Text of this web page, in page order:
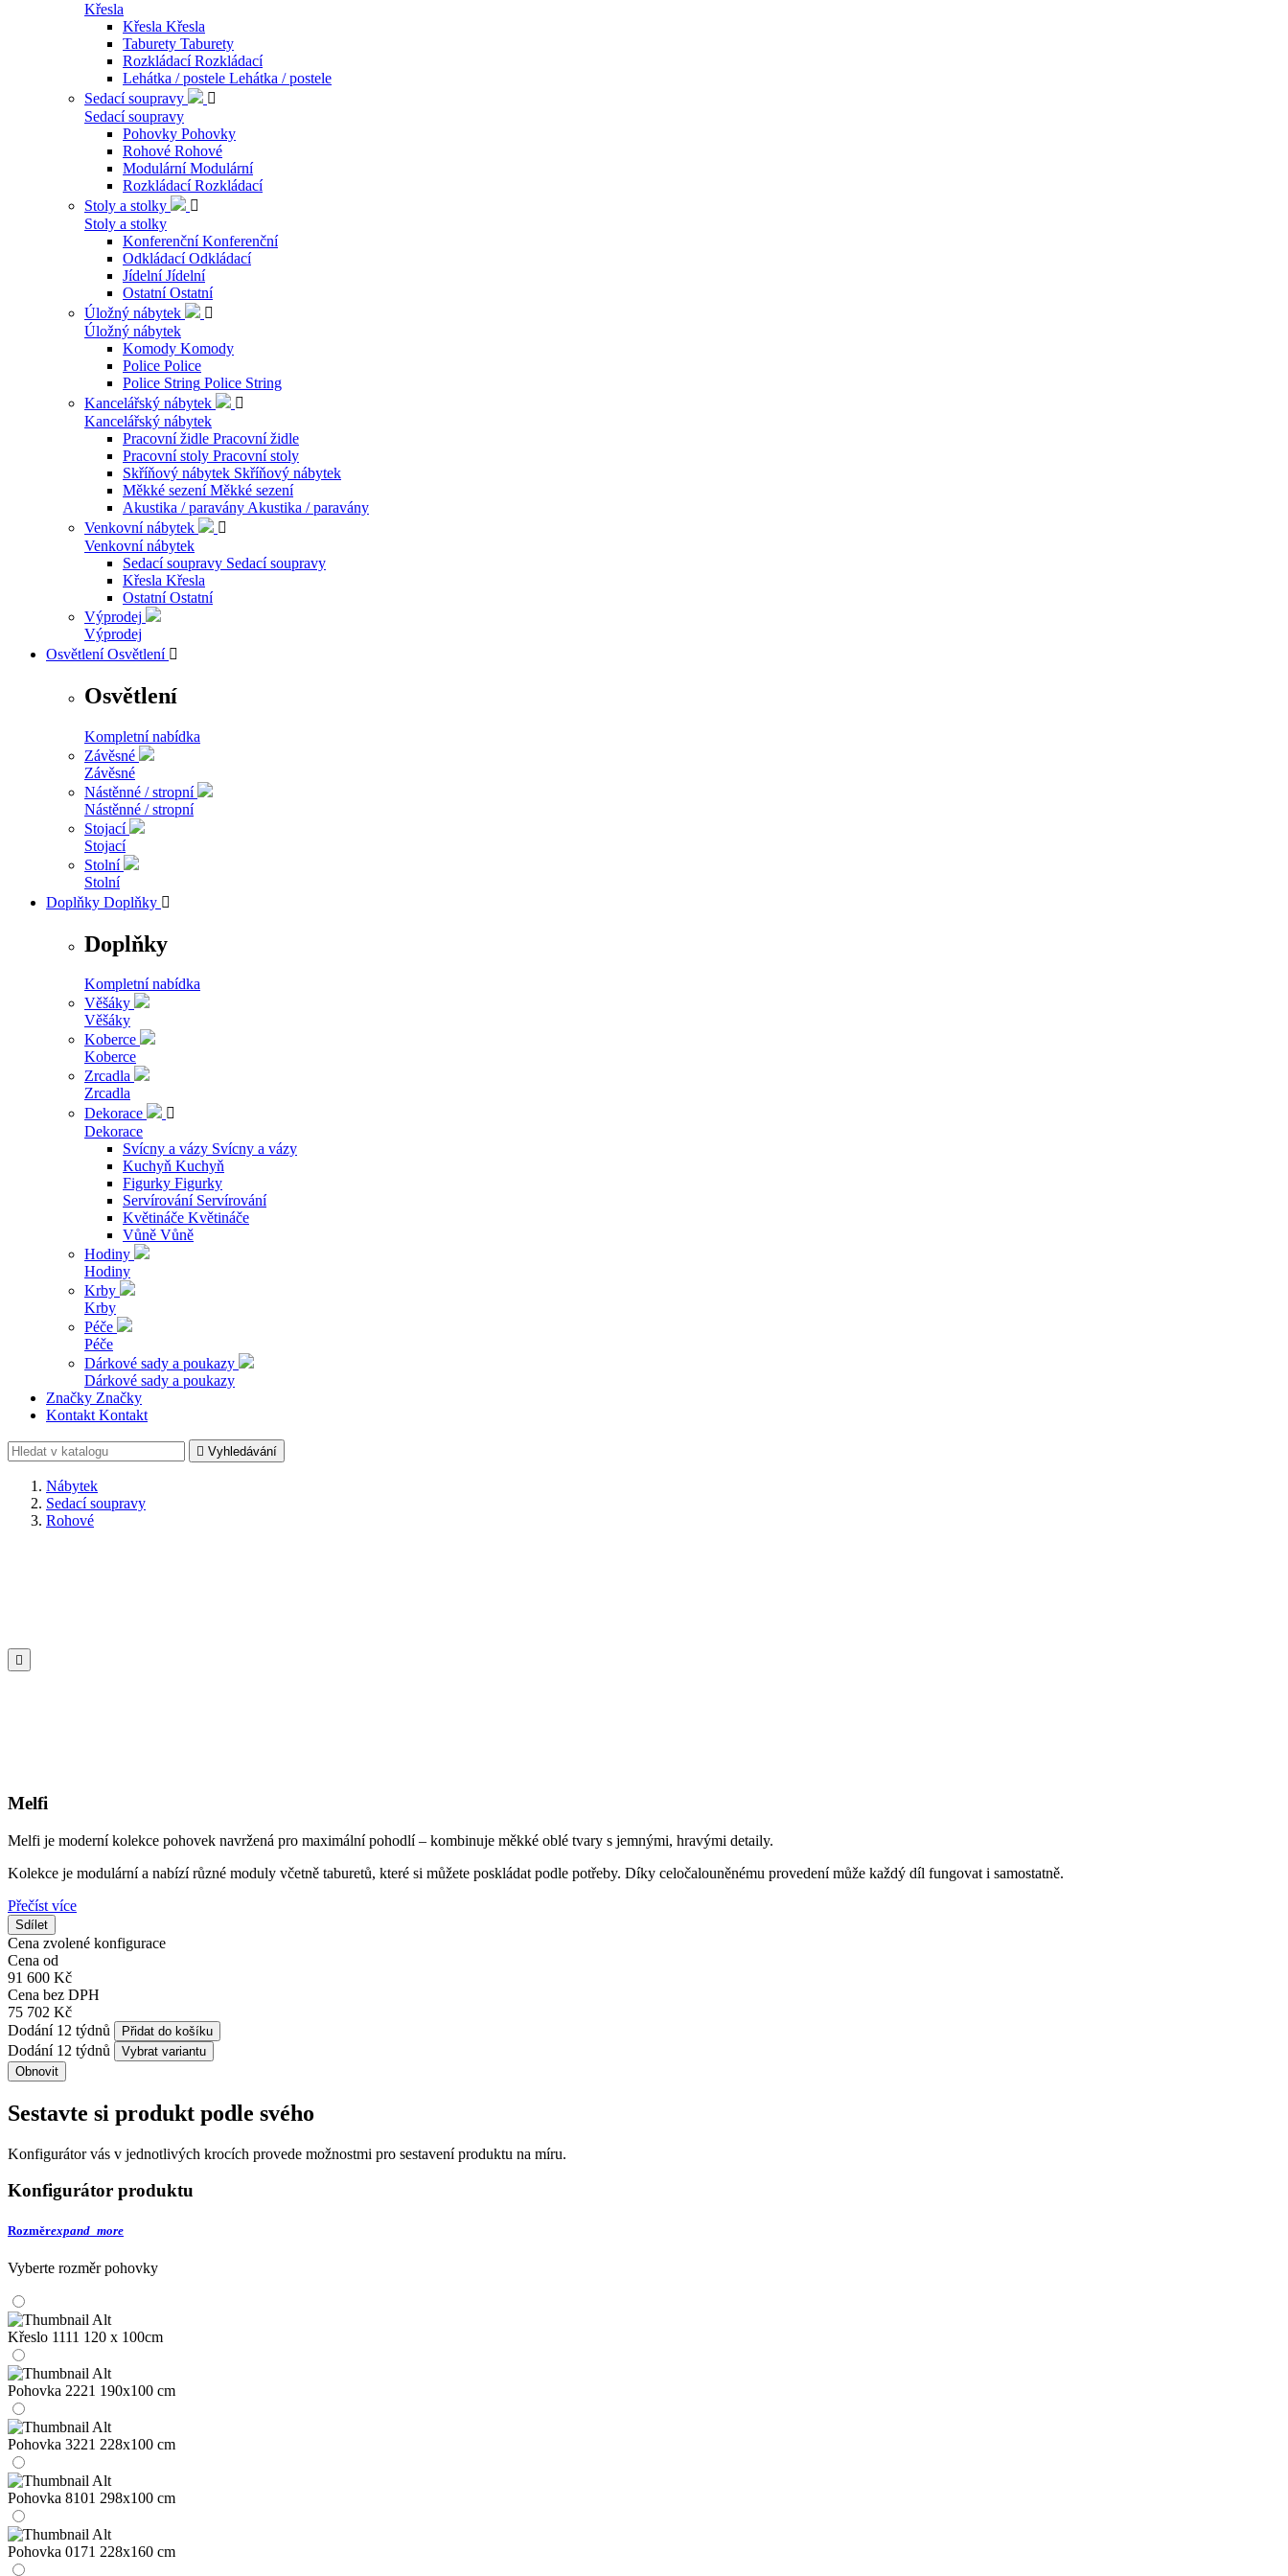
Křesla
Křesla Křesla
Taburety Taburety
Rozkládací Rozkládací
Lehátka / postele Lehátka / postele
Sedací soupravy

Sedací soupravy
Pohovky Pohovky
Rohové Rohové
Modulární Modulární
Rozkládací Rozkládací
Stoly a stolky

Stoly a stolky
Konferenční Konferenční
Odkládací Odkládací
Jídelní Jídelní
Ostatní Ostatní
Úložný nábytek

Úložný nábytek
Komody Komody
Police Police
Police String Police String
Kancelářský nábytek

Kancelářský nábytek
Pracovní židle Pracovní židle
Pracovní stoly Pracovní stoly
Skříňový nábytek Skříňový nábytek
Měkké sezení Měkké sezení
Akustika / paravány Akustika / paravány
Venkovní nábytek

Venkovní nábytek
Sedací soupravy Sedací soupravy
Křesla Křesla
Ostatní Ostatní
Výprodej
Výprodej
Osvětlení Osvětlení 
Osvětlení
Kompletní nabídka
Závěsné
Závěsné
Nástěnné / stropní
Nástěnné / stropní
Stojací
Stojací
Stolní
Stolní
Doplňky Doplňky 
Doplňky
Kompletní nabídka
Věšáky
Věšáky
Koberce
Koberce
Zrcadla
Zrcadla
Dekorace

Dekorace
Svícny a vázy Svícny a vázy
Kuchyň Kuchyň
Figurky Figurky
Servírování Servírování
Květináče Květináče
Vůně Vůně
Hodiny
Hodiny
Krby
Krby
Péče
Péče
Dárkové sady a poukazy
Dárkové sady a poukazy
Značky Značky
Kontakt Kontakt
 Vyhledávání
Nábytek
Sedací soupravy
Rohové

Melfi
Melfi je moderní kolekce pohovek navržená pro maximální pohodlí – kombinuje měkké oblé tvary s jemnými, hravými detaily.
Kolekce je modulární a nabízí různé moduly včetně taburetů, které si můžete poskládat podle potřeby. Díky celočalouněnému provedení může každý díl fungovat i samostatně.
Přečíst více
Sdílet
Cena zvolené konfigurace
Cena od
91 600 Kč
Cena bez DPH
75 702 Kč
Dodání 12 týdnů
Přidat do košíku
Dodání 12 týdnů Vybrat variantu
Sestavte si produkt podle svého
Konfigurátor vás v jednotlivých krocích provede možnostmi pro sestavení produktu na míru.
Konfigurátor produktu
Rozměrexpand_more
Vyberte rozměr pohovky
Křeslo 1111 120 x 100cm
Pohovka 2221 190x100 cm
Pohovka 3221 228x100 cm
Pohovka 8101 298x100 cm
Pohovka 0171 228x160 cm